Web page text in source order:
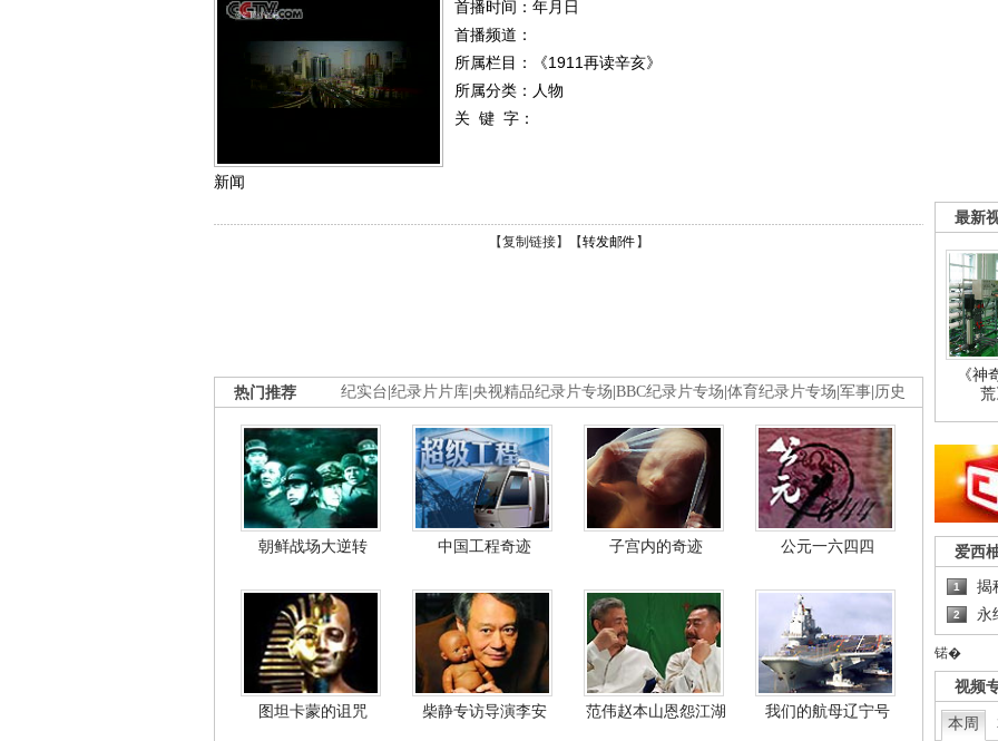
首播时间：年月日
首播频道：
所属栏目：
《1911再读辛亥》
所属分类：人物
关 键 字：
新闻
【复制链接】【转发邮件 】
纪实台 纪录片片库 央视精品纪录片专场 BBC纪录片专场 体育纪录片专场 军事 历史
热门推荐
朝鲜战场大逆转 中国工程奇迹 子宫内的奇迹 公元一六四四
图坦卡蒙的诅咒 柴静专访导演李安 范伟赵本山恩怨江湖 我们的航母辽宁号
最新
《神
爱西
1 揭
2 永
锘�
视频
本周